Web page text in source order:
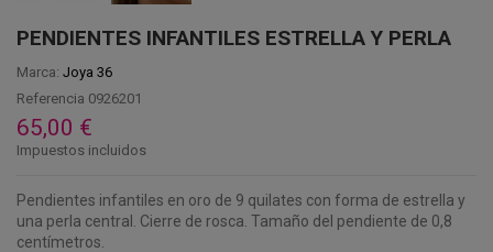
PENDIENTES INFANTILES ESTRELLA Y PERLA
Marca: Joya 36
Referencia 0926201
65,00 €
Impuestos incluidos
Pendientes infantiles en oro de 9 quilates con forma de estrella y
una perla central. Cierre de rosca. Tamaño del pendiente de 0,8
centímetros.